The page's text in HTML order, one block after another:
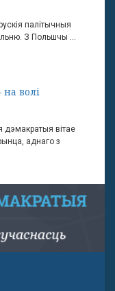
палітычныя
З Польшчы ...
волі
дэмакратыя вітае
аднаго з